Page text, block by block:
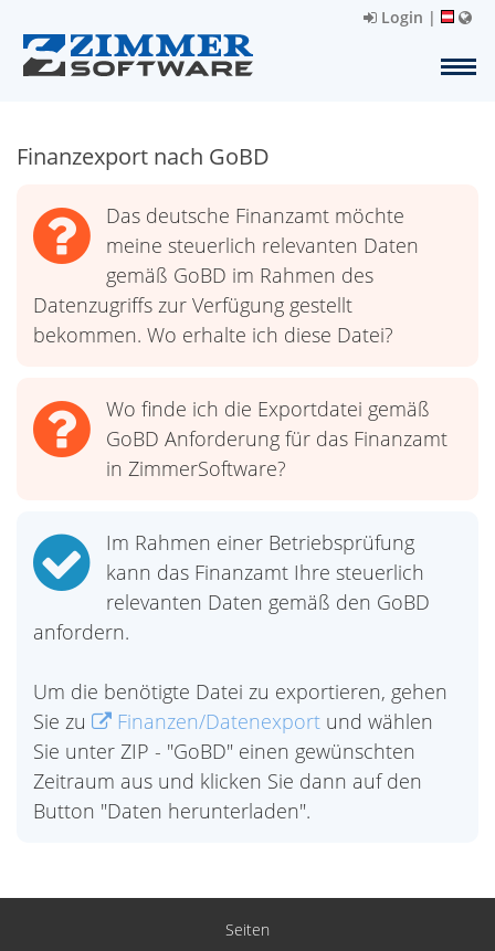
Login |
Finanzexport nach GoBD
Das deutsche Finanzamt möchte
meine steuerlich relevanten Daten
gemäß GoBD im Rahmen des
Datenzugriffs zur Verfügung gestellt
bekommen. Wo erhalte ich diese Datei?
Wo finde ich die Exportdatei gemäß
GoBD Anforderung für das Finanzamt
in ZimmerSoftware?
Im Rahmen einer Betriebsprüfung
kann das Finanzamt Ihre steuerlich
relevanten Daten gemäß den GoBD
anfordern.
Um die benötigte Datei zu exportieren, gehen
Sie zu
Finanzen/Datenexport und wählen
Sie unter ZIP - "GoBD" einen gewünschten
Zeitraum aus und klicken Sie dann auf den
Button "Daten herunterladen".
Seiten